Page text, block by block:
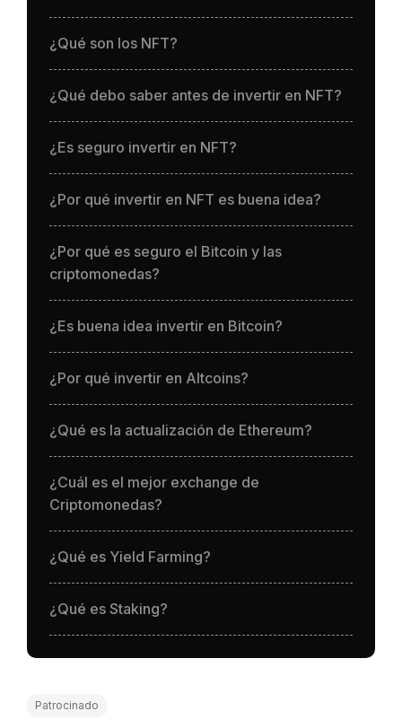
¿Qué son los NFT?
¿Qué debo saber antes de invertir en NFT?
¿Es seguro invertir en NFT?
¿Por qué invertir en NFT es buena idea?
¿Por qué es seguro el Bitcoin y las
criptomonedas?
¿Es buena idea invertir en Bitcoin?
¿Por qué invertir en Altcoins?
¿Qué es la actualización de Ethereum?
¿Cuál es el mejor exchange de
Criptomonedas?
¿Qué es Yield Farming?
¿Qué es Staking?
Patrocinado